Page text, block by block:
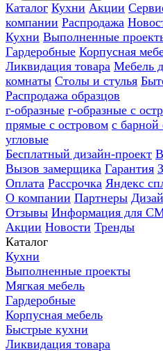
Каталог Кухни Акции
компании Распродажа
Кухни Выполненные
Гардеробные Корпусная
Ликвидация товара Мебель
комнаты Столы и стулья
Распродажа образцов
г-образные г-образные с
прямые с островом с барной
угловые
Бесплатный дизайн-проект
Вызов замерщика Гарантия
Оплата Рассрочка Яндекс
О компании Партнеры
Отзывы Информация для
Акции Новости Тренды
Каталог
Кухни
Выполненные проекты
Мягкая мебель
Гардеробные
Корпусная мебель
Быстрые кухни
Ликвидация товара